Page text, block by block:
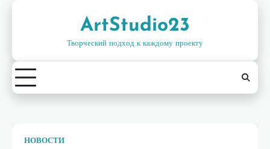
ArtStudio23
Творческий подход к каждому проекту
НОВОСТИ